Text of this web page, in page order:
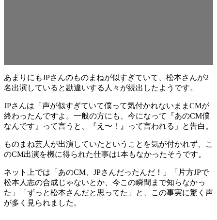
あまりにもJPさんのものまねが似すぎていて、松本さんが2
名出演していると勘違いする人々が続出したようです。
JPさんは「声が似すぎていて僕って気付かれないままCMが
終わったんですよ。一般の方にも、今になって『あのCM僕
なんです』って言うと、『え〜！』って言われる」と告白。
ものまね芸人が出演していたということを気が付かれず、こ
のCM出演を機に得られた仕事は1本もなかったそうです。
ネット上では「あのCM、JPさんだったんだ！」「片方JPで
松本人志の合成じゃないとか、今この瞬間まで知らなかっ
た」「ずっと松本さんだと思ってた」と、この事実に驚く声
が多く見られました。